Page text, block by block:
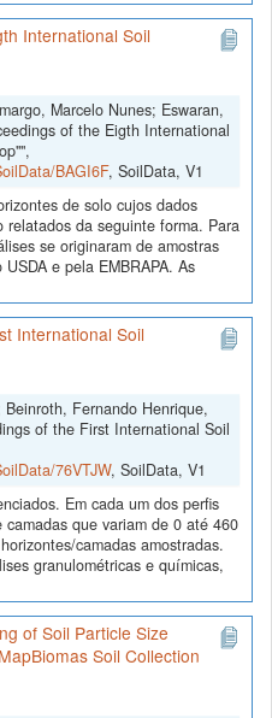
International Soil
Marcelo Nunes; Eswaran,
of the Eigth International
BAGI6F, SoilData, V1
de solo cujos dados
da seguinte forma. Para
se originaram de amostras
e pela EMBRAPA. As
International Soil
Fernando Henrique,
of the First International Soil
76VTJW, SoilData, V1
Em cada um dos perfis
que variam de 0 até 460
camadas amostradas.
granulométricas e químicas,
of Soil Particle Size
Soil Collection